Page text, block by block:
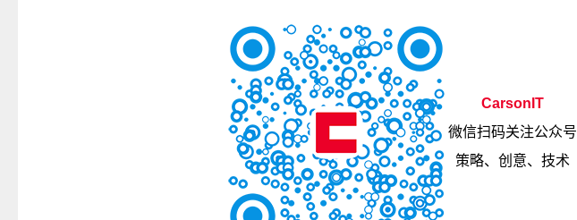
CarsonIT
微信扫码关注公众号
策略、创意、技术